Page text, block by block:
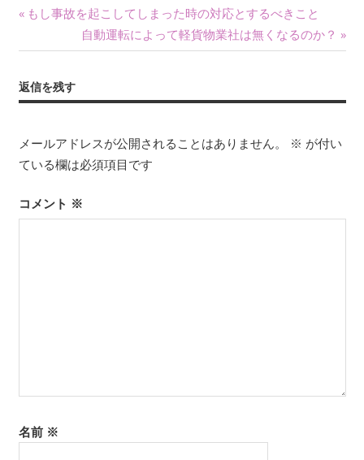
投
稿
ナ
ビ
ゲ
ー
シ
前
記
もし事故を起こしてしまった時の対応とするべきこと
次
の
事:
自動運転によって軽貨物業社は無くなるのか？
返信を残す
メールアドレスが公開されることはありません。 ※ が付い
ている欄は必須項目です
コメント ※
名前 ※